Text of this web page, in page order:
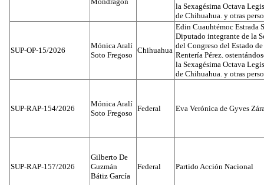
la Sexagésima Octava
de Chihuahua. y otras
SUP-OP-15/2026
Mónica Aralí
Soto Fregoso
Chihuahua
Edin Cuauhtémoc Estrada
Diputado integrante de la
del Congreso del Estado
Rentería Pérez.
la Sexagésima Octava
de Chihuahua. y otras
SUP-RAP-154/2026
Mónica Aralí
Soto Fregoso
Federal Eva Verónica de Gyves
SUP-RAP-157/2026
Gilberto De
Guzmán
Bátiz García
Federal Partido Acción Nacional